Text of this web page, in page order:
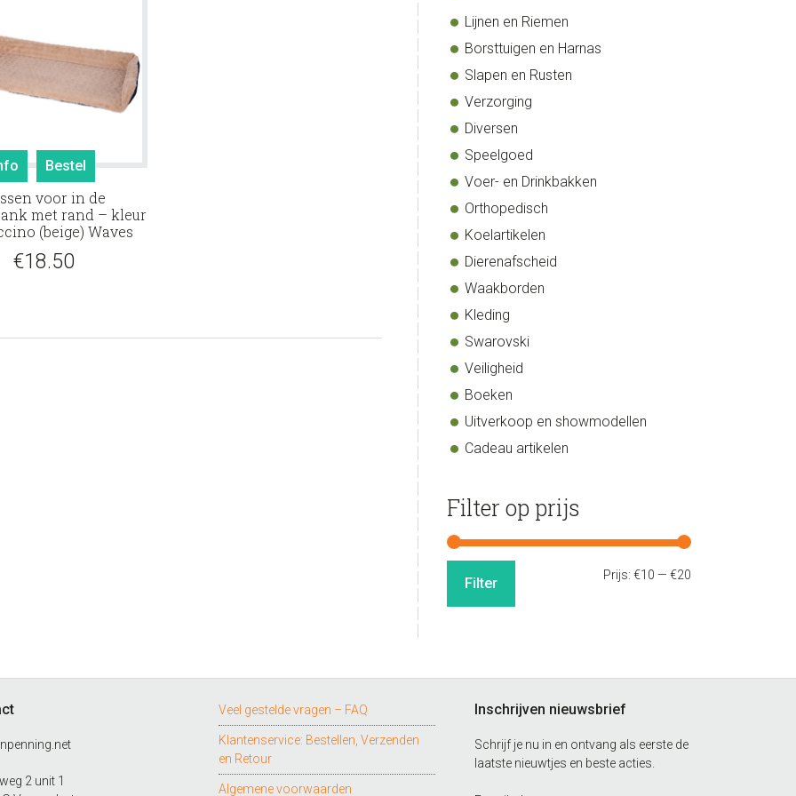
Bestel
voor in de
met rand – kleur
(beige) Waves
€18.50
Lijnen en Riemen
Borsttuigen en Harnas
Slapen en Rusten
Verzorging
Diversen
Speelgoed
Voer- en Drinkbakken
Orthopedisch
Koelartikelen
Dierenafscheid
Waakborden
Kleding
Swarovski
Veiligheid
Boeken
Uitverkoop en showmodellen
Cadeau artikelen
Filter op prijs
Filter Prijs: €10 — €20
2 unit 1
Veel gestelde vragen – FAQ
Klantenservice: Bestellen, Verzenden
en Retour
Algemene voorwaarden
Inschrijven nieuwsbrief
Schrijf je nu in en ontvang als eerste de
laatste nieuwtjes en beste acties.